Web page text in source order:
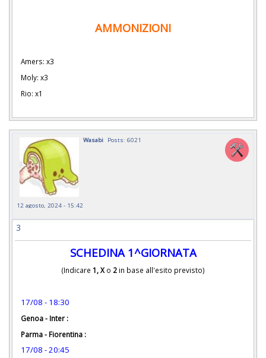
AMMONIZIONI
Amers: x3
Moly: x3
Rio: x1
Wasabi Posts: 6021
12 agosto, 2024 - 15:42
3
SCHEDINA 1^GIORNATA
(Indicare 1, Xo 2in base all'esito previsto)
17/08 - 18:30
Genoa - Inter :
Parma - Fiorentina :
17/08 - 20:45